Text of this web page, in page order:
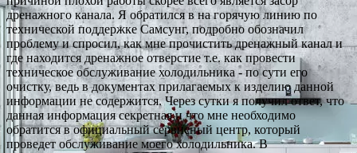
дренажного канала. Я обратился в на горячую линию по
технической поддержке Самсунг, подробно обозначил
проблему и спросил, как мне прочистить дренажный канал и
где находится дренажное отверстие т.е. как провести
техническое обслуживание холодильника - по сути его
очистку, ведь в документах прилагаемых к изделию данной
информации не содержится. Через сутки я получил ответ, что
данная информация секретная и что мне необходимо
обратится в официальный сервисный центр, который
проведет обслуживание моего холодильника. В